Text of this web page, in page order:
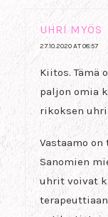
UHRI MYÖS
27.10.2020 AT 08:57
Kiitos. Tämä
paljon omia
rikoksen
Vastaamo
Sanomien
uhrit voivat